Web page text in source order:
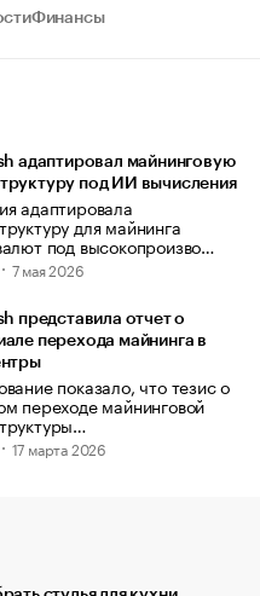
Финансы
адаптировал майнинговую
под ИИ вычисления
адаптировала
для майнинга
под высокопроизво…
7 мая 2026
представила отчет о
перехода майнинга в
показало, что тезис о
переходе майнинговой
17 марта 2026